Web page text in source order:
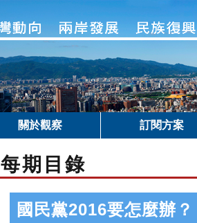
關於觀察 訂閱方案
每期目錄
國民黨2016要怎麼辦